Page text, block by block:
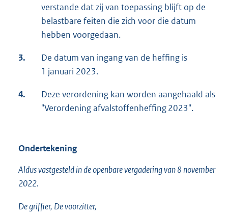
verstande dat zij van toepassing blijft op de
belastbare feiten die zich voor die datum
hebben voorgedaan.
3.
De datum van ingang van de heffing is
1 januari 2023.
4.
Deze verordening kan worden aangehaald als
"Verordening afvalstoffenheffing 2023".
Ondertekening
Aldus vastgesteld in de openbare vergadering van 8 november
2022.
De griffier, De voorzitter,